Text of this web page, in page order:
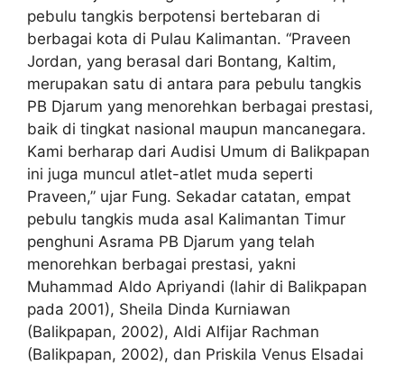
pebulu tangkis berpotensi bertebaran di
berbagai kota di Pulau Kalimantan. “Praveen
Jordan, yang berasal dari Bontang, Kaltim,
merupakan satu di antara para pebulu tangkis
PB Djarum yang menorehkan berbagai prestasi,
baik di tingkat nasional maupun mancanegara.
Kami berharap dari Audisi Umum di Balikpapan
ini juga muncul atlet-atlet muda seperti
Praveen,” ujar Fung. Sekadar catatan, empat
pebulu tangkis muda asal Kalimantan Timur
penghuni Asrama PB Djarum yang telah
menorehkan berbagai prestasi, yakni
Muhammad Aldo Apriyandi (lahir di Balikpapan
pada 2001), Sheila Dinda Kurniawan
(Balikpapan, 2002), Aldi Alfijar Rachman
(Balikpapan, 2002), dan Priskila Venus Elsadai